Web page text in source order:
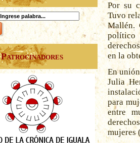
Patrocinadores
Por su
Tuvo
Mallén.
político
en la
En
Julia
para
entre
mujeres